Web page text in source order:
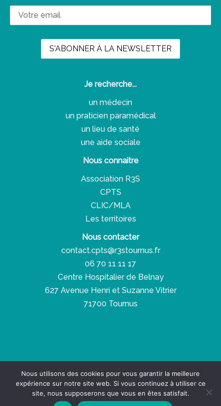
Je recherche...
un médecin
un praticien paramédical
un lieu de santé
une aide sociale
Nous connaitre
Association R3S
CPTS
CLIC/MLA
Les territoires
Nous contacter
contact.cpts@r3stournus.fr
06 70 11 11 17
Centre Hospitalier de Belnay
627 Avenue Henri et Suzanne Vitrier
71700 Tournus
Espace presse-Espace pro -RGPD
Site créé par68000.fr
Nous utilisons des cookies pour vous garantir la meilleure
expérience sur notre site web. Si vous continuez à utiliser ce
site, nous supposerons que vous en êtes satisfait.